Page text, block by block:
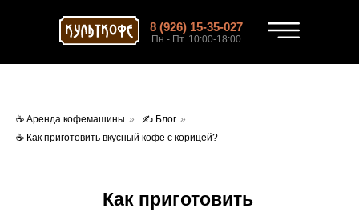
8 (926) 15-35-027
Пн.- Пт. 10:00-18:00
☕ Аренда кофемашины » ✍ Блог »
☕ Как приготовить вкусный кофе с корицей?
Как приготовить